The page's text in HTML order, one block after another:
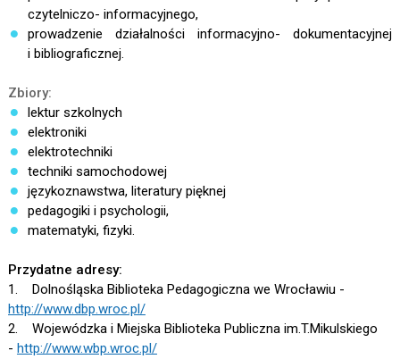
czytelniczo- informacyjnego,
prowadzenie działalności informacyjno- dokumentacyjnej
i bibliograficznej.
Zbiory:
lektur szkolnych
elektroniki
elektrotechniki
techniki samochodowej
językoznawstwa, literatury pięknej
pedagogiki i psychologii,
matematyki, fizyki.
Przydatne adresy:
1. Dolnośląska Biblioteka Pedagogiczna we Wrocławiu -
http://www.dbp.wroc.pl/
2. Wojewódzka i Miejska Biblioteka Publiczna im.T.Mikulskiego
- http://www.wbp.wroc.pl/